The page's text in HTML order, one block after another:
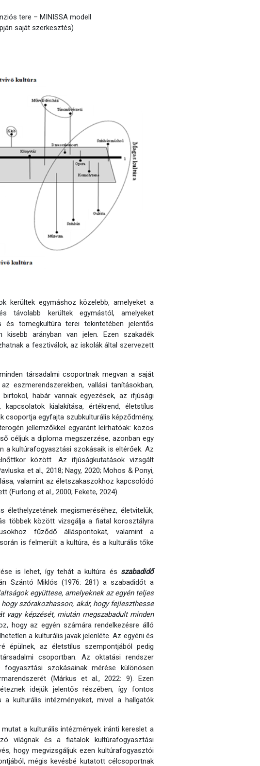
tere – MINISSA modell
saját szerkesztés)
kerültek egymáshoz közelebb, amelyeket a
távolabb kerültek egymástól, amelyeket
és tömegkultúra terei tekintetében jelentős
kisebb arányban van jelen. Ezen szakadék
a fesztiválok, az iskolák által szervezett
társadalmi csoportnak megvan a saját
eszmerendszerekben, vallási tanításokban,
habár vannak egyezések, az ifjúsági
kialakítása, értékrend, életstílus
csoportja egyfajta szubkulturális képződmény,
jellemzőkkel egyaránt leírhatóak: közös
céljuk a diploma megszerzése, azonban egy
a kultúrafogyasztási szokásaik is eltérőek. Az
között. Az ifjúságkutatások vizsgált
et al., 2018; Nagy, 2020; Mohos & Ponyi,
valamint az életszakaszokhoz kapcsolódó
(Furlong et al., 2000; Fekete, 2024).
megismeréséhez, életvitelük,
többek között vizsgálja a fiatal korosztályra
fűződő álláspontokat, valamint a
is felmerült a kultúra, és a kulturális tőke
is lehet, így tehát a kultúra és szabadidő
Szántó Miklós (1976: 281) a szabadidőt a
együttese, amelyeknek az egyén teljes
szórakozhasson, akár, hogy fejleszthesse
vagy képzését, miután megszabadult minden
hogy az egyén számára rendelkezésre álló
a kulturális javak jelenléte. Az egyéni és
épülnek, az életstílus szempontjából pedig
csoportban. Az oktatási rendszer
szokásainak mérése különösen
(Márkus et al., 2022: 9). Ezen
idejük jelentős részében, így fontos
kulturális intézményeket, mivel a hallgatók
a kulturális intézmények iránti kereslet a
világnak és a fiatalok kultúrafogyasztási
hogy megvizsgáljuk ezen kultúrafogyasztói
mégis kevésbé kutatott célcsoportnak